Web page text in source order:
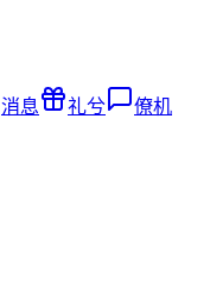
消息 礼兮 僚机